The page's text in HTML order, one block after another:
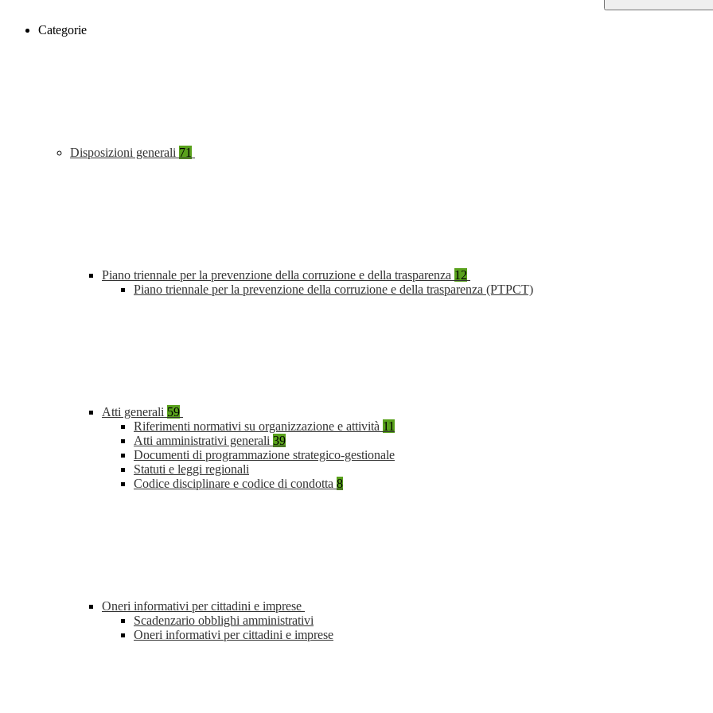
Categorie
Disposizioni generali 71
Piano triennale per la prevenzione della corruzione e della trasparenza 12
Piano triennale per la prevenzione della corruzione e della trasparenza (PTPCT)
Atti generali 59
Riferimenti normativi su organizzazione e attività 11
Atti amministrativi generali 39
Documenti di programmazione strategico-gestionale
Statuti e leggi regionali
Codice disciplinare e codice di condotta 8
Oneri informativi per cittadini e imprese
Scadenzario obblighi amministrativi
Oneri informativi per cittadini e imprese